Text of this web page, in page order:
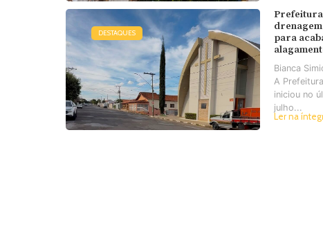
DESTAQUES
para
Bianca
A
iniciou no
julho...
Ler na